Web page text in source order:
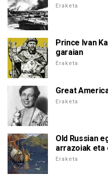
Eraketa
Prince Ivan
garaian
Eraketa
Great
Eraketa
Old Russian
arrazoiak eta
Eraketa